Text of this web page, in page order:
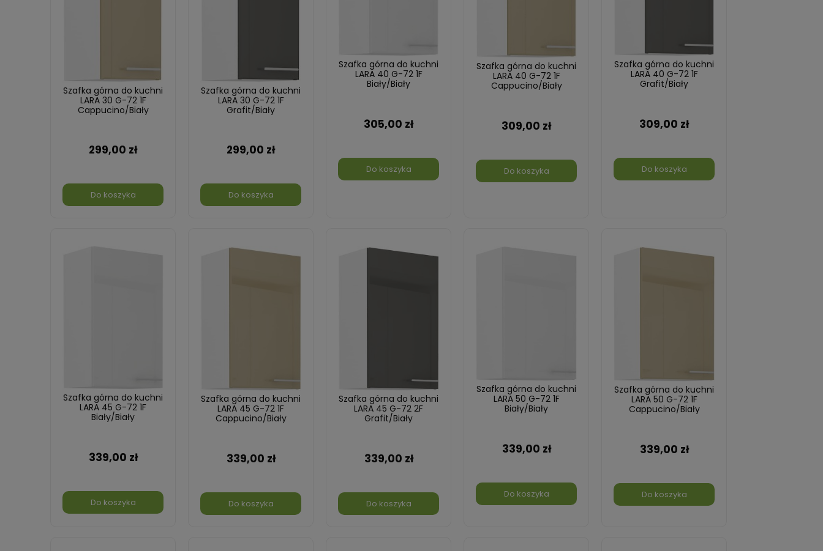
Szafka górna do kuchni
LARA 30 G-72 1F
Cappucino/Biały
299,00 zł
Do koszyka
Szafka górna do kuchni
LARA 30 G-72 1F
Grafit/Biały
299,00 zł
Do koszyka
Szafka górna do kuchni
LARA 40 G-72 1F
Biały/Biały
305,00 zł
Do koszyka
Szafka górna do kuchni
LARA 40 G-72 1F
Cappucino/Biały
309,00 zł
Do koszyka
Szafka górna do kuchni
LARA 40 G-72 1F
Grafit/Biały
309,00 zł
Do koszyka
Szafka górna do kuchni
LARA 45 G-72 1F
Biały/Biały
339,00 zł
Do koszyka
Szafka górna do kuchni
LARA 45 G-72 1F
Cappucino/Biały
339,00 zł
Do koszyka
Szafka górna do kuchni
LARA 45 G-72 2F
Grafit/Biały
339,00 zł
Do koszyka
Szafka górna do kuchni
LARA 50 G-72 1F
Biały/Biały
339,00 zł
Do koszyka
Szafka górna do kuchni
LARA 50 G-72 1F
Cappucino/Biały
339,00 zł
Do koszyka